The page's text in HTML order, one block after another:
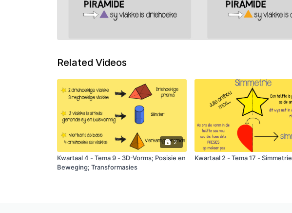
Related Videos
2
Kwartaal 4 - Tema 9 - 3D-Vorms; Posisie en
Beweging; Transformasies
Kwartaal 2 - Tema 17 - Simmetrie